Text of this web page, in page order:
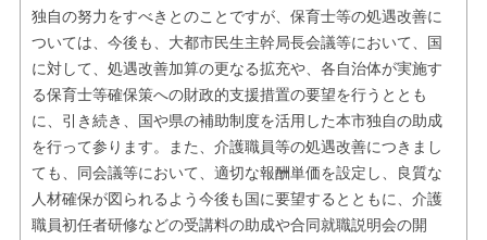
独自の努力をすべきとのことですが、保育士等の処遇改善に
ついては、今後も、大都市民生主幹局長会議等において、国
に対して、処遇改善加算の更なる拡充や、各自治体が実施す
る保育士等確保策への財政的支援措置の要望を行うととも
に、引き続き、国や県の補助制度を活用した本市独自の助成
を行って参ります。また、介護職員等の処遇改善につきまし
ても、同会議等において、適切な報酬単価を設定し、良質な
人材確保が図られるよう今後も国に要望するとともに、介護
職員初任者研修などの受講料の助成や合同就職説明会の開